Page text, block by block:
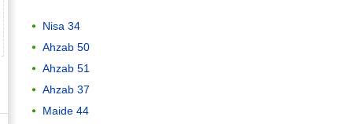
Nisa 34
Ahzab 50
Ahzab 51
Ahzab 37
Maide 44